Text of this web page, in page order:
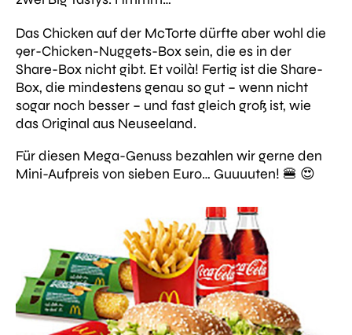
Das Chicken auf der McTorte dürfte aber wohl die
9er-Chicken-Nuggets-Box sein, die es in der
Share-Box nicht gibt. Et voilà! Fertig ist die Share-
Box, die mindestens genau so gut – wenn nicht
sogar noch besser – und fast gleich groß ist, wie
das Original aus Neuseeland.
Für diesen Mega-Genuss bezahlen wir gerne den
Mini-Aufpreis von sieben Euro… Guuuuten! 🍔 😍